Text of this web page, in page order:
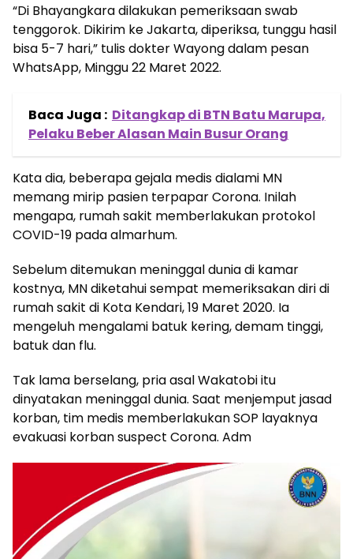
“Di Bhayangkara dilakukan pemeriksaan swab
tenggorok. Dikirim ke Jakarta, diperiksa, tunggu hasil
bisa 5-7 hari,” tulis dokter Wayong dalam pesan
WhatsApp, Minggu 22 Maret 2022.
Baca Juga : Ditangkap di BTN Batu Marupa,
Pelaku Beber Alasan Main Busur Orang
Kata dia, beberapa gejala medis dialami MN
memang mirip pasien terpapar Corona. Inilah
mengapa, rumah sakit memberlakukan protokol
COVID-19 pada almarhum.
Sebelum ditemukan meninggal dunia di kamar
kostnya, MN diketahui sempat memeriksakan diri di
rumah sakit di Kota Kendari, 19 Maret 2020. Ia
mengeluh mengalami batuk kering, demam tinggi,
batuk dan flu.
Tak lama berselang, pria asal Wakatobi itu
dinyatakan meninggal dunia. Saat menjemput jasad
korban, tim medis memberlakukan SOP layaknya
evakuasi korban suspect Corona. Adm